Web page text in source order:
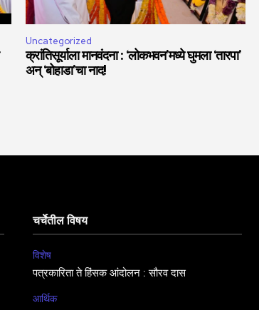
Uncategorized
क्रांतिसूर्याला मानवंदना : ‘लोकभवन’मध्ये घुमला ‘तारपा’
अन् ‘बोहाडा’चा नाद!
चर्चेतील विषय
विशेष
पत्रकारिता ते हिंसक आंदोलन : सौरव दास
आर्थिक